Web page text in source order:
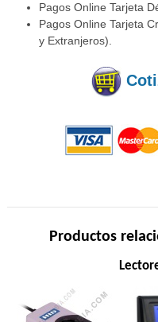
Pagos Online Tarjeta
Pagos Online Tarjeta
y Extranjeros).
Productos